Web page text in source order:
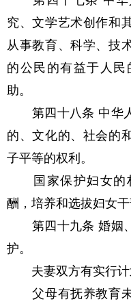
究、文学艺术创作和
从事教育、科学、技
的公民的有益于人
助。
第四十八条 中华人
的、文化的、社会的
子平等的权利。
国家保护妇女的
酬，培养和选拔妇女干
第四十九条 婚姻、
护。
夫妻双方有实行计
父母有抚养教育未